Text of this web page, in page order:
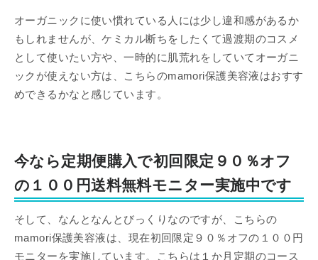
オーガニックに使い慣れている人には少し違和感があるか
もしれませんが、ケミカル断ちをしたくて過渡期のコスメ
として使いたい方や、一時的に肌荒れをしていてオーガニ
ックが使えない方は、こちらのmamori保護美容液はおすす
めできるかなと感じています。
今なら定期便購入で初回限定９０％オフ
の１００円送料無料モニター実施中です
そして、なんとなんとびっくりなのですが、こちらの
mamori保護美容液は、現在初回限定９０％オフの１００円
モニターを実施しています。こちらは１か月定期のコース